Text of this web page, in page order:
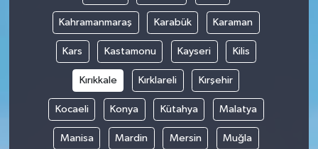
Kahramanmaraş Karabük Karaman
Kars Kastamonu Kayseri Kilis
Kırıkkale Kırklareli Kırşehir
Kocaeli Konya Kütahya Malatya
Manisa Mardin Mersin Muğla